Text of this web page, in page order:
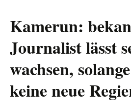
Kamerun:
Journalist lässt
wachsen,
keine neue